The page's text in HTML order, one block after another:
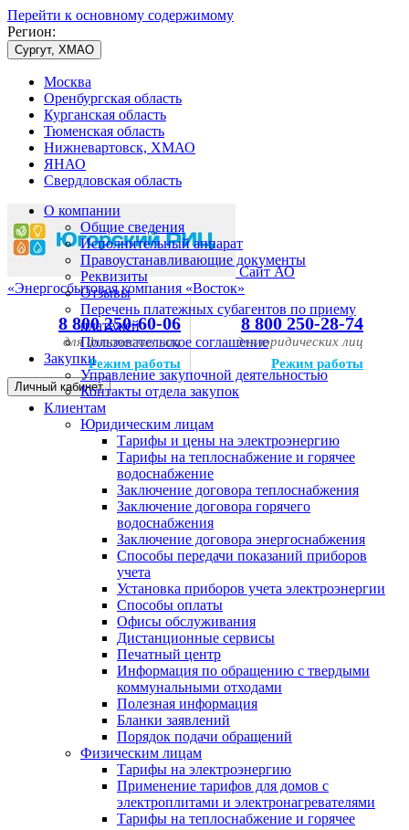
Перейти к основному содержимому
Регион:
Сургут, ХМАО
Москва
Оренбургская область
Курганская область
Тюменская область
Нижневартовск, ХМАО
ЯНАО
Свердловская область
Сайт АО
«Энергосбытовая компания «Восток»
8 800 250-60-06
для физических лиц
Режим работы
8 800 250-28-74
для юридических лиц
Режим работы
Личный кабинет
О компании
Общие сведения
Исполнительный аппарат
Правоустанавливающие документы
Реквизиты
Отзывы
Перечень платежных субагентов по приему
платежей
Пользовательское соглашение
Закупки
Управление закупочной деятельностью
Контакты отдела закупок
Клиентам
Юридическим лицам
Тарифы и цены на электроэнергию
Тарифы на теплоснабжение и горячее
водоснабжение
Заключение договора теплоснабжения
Заключение договора горячего
водоснабжения
Заключение договора энергоснабжения
Способы передачи показаний приборов
учета
Установка приборов учета электроэнергии
Способы оплаты
Офисы обслуживания
Дистанционные сервисы
Печатный центр
Информация по обращению с твердыми
коммунальными отходами
Полезная информация
Бланки заявлений
Порядок подачи обращений
Физическим лицам
Тарифы на электроэнергию
Применение тарифов для домов с
электроплитами и электронагревателями
Тарифы на теплоснабжение и горячее